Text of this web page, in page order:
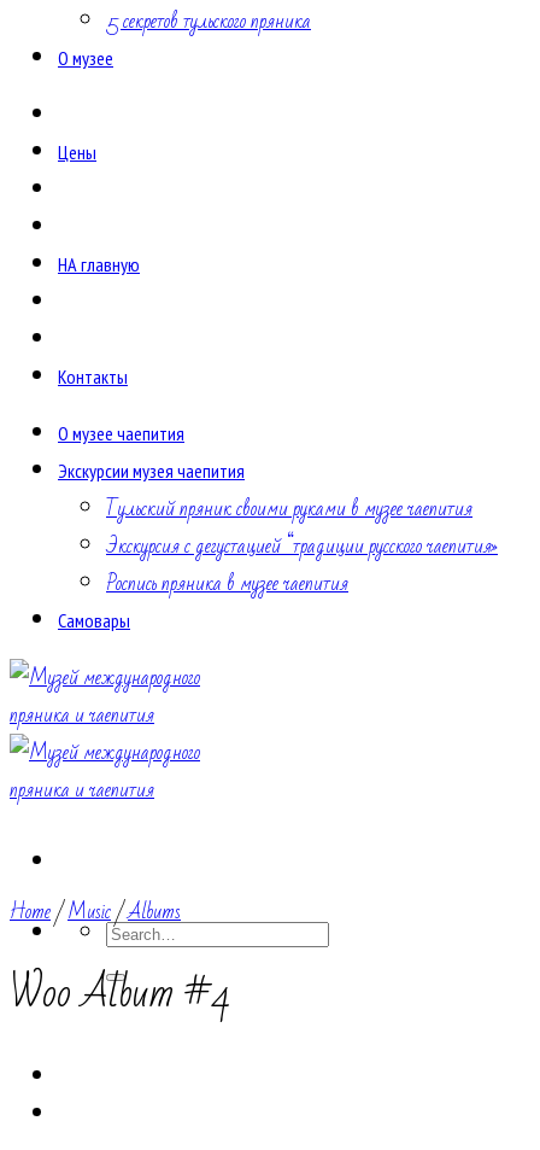
5 секретов тульского пряника
О музее
Цены
НА главную
Контакты
О музее чаепития
Экскурсии музея чаепития
Тульский пряник своими руками в музее чаепития
Экскурсия с дегустацией “традиции русского чаепития»
Роспись пряника в музее чаепития
Самовары
Search
for:
Home/Music/Albums
Woo Album #4